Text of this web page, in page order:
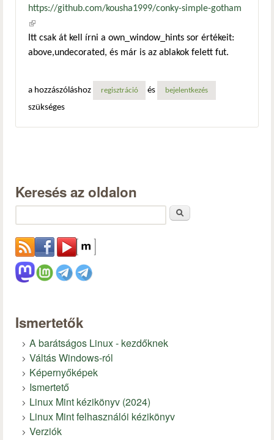
https://github.com/kousha1999/conky-simple-gotham
(külső hivatkozás)
Itt csak át kell írni a own_window_hints sor értékeit:
above,undecorated, és már is az ablakok felett fut.
a hozzászóláshoz regisztráció és bejelentkezés
szükséges
Keresés az oldalon
Ismertetők
A barátságos Linux - kezdőknek
Váltás Windows-ról
Képernyőképek
Ismertető
Linux Mint kézikönyv (2024)
Linux Mint felhasználói kézikönyv
Verziók